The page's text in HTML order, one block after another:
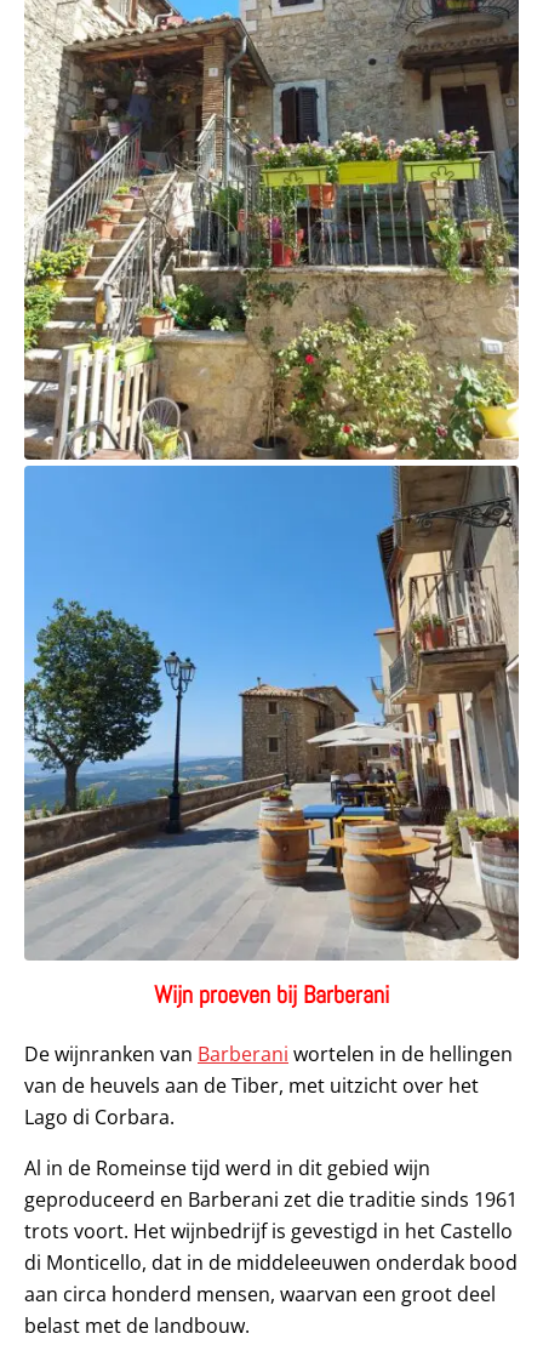
Wijn proeven bij Barberani
De wijnranken van Barberani wortelen in de hellingen
van de heuvels aan de Tiber, met uitzicht over het
Lago di Corbara.
Al in de Romeinse tijd werd in dit gebied wijn
geproduceerd en Barberani zet die traditie sinds 1961
trots voort. Het wijnbedrijf is gevestigd in het Castello
di Monticello, dat in de middeleeuwen onderdak bood
aan circa honderd mensen, waarvan een groot deel
belast met de landbouw.